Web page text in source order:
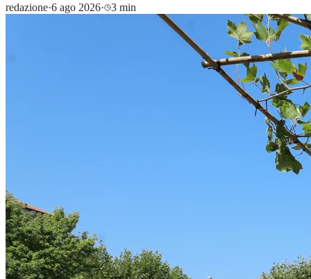
redazione·6 ago 2026· 3 min